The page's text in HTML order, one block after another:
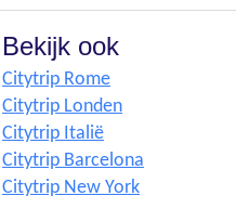
Bekijk ook
Citytrip Rome
Citytrip Londen
Citytrip Italië
Citytrip Barcelona
Citytrip New York